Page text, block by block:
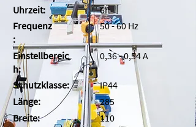
Uhrzeit:
Frequenz
:
Einstellbereic
h:
Schutzklasse:
Länge:
Breite:
6h
50 - 60 Hz
0,36 - 0,54 A
IP44
285
110